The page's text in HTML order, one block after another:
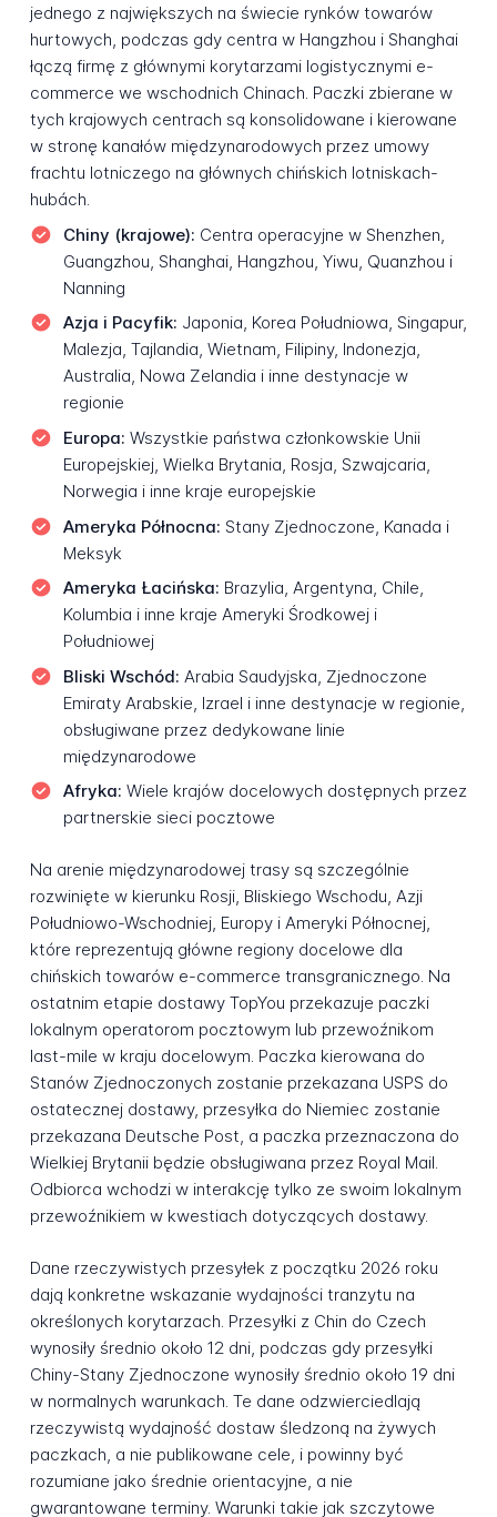
jednego z największych na świecie rynków towarów
hurtowych, podczas gdy centra w Hangzhou i Shanghai
łączą firmę z głównymi korytarzami logistycznymi e-
commerce we wschodnich Chinach. Paczki zbierane w
tych krajowych centrach są konsolidowane i kierowane
w stronę kanałów międzynarodowych przez umowy
frachtu lotniczego na głównych chińskich lotniskach-
hubách.
Chiny (krajowe): Centra operacyjne w Shenzhen,
Guangzhou, Shanghai, Hangzhou, Yiwu, Quanzhou i
Nanning
Azja i Pacyfik: Japonia, Korea Południowa, Singapur,
Malezja, Tajlandia, Wietnam, Filipiny, Indonezja,
Australia, Nowa Zelandia i inne destynacje w
regionie
Europa: Wszystkie państwa członkowskie Unii
Europejskiej, Wielka Brytania, Rosja, Szwajcaria,
Norwegia i inne kraje europejskie
Ameryka Północna: Stany Zjednoczone, Kanada i
Meksyk
Ameryka Łacińska: Brazylia, Argentyna, Chile,
Kolumbia i inne kraje Ameryki Środkowej i
Południowej
Bliski Wschód: Arabia Saudyjska, Zjednoczone
Emiraty Arabskie, Izrael i inne destynacje w regionie,
obsługiwane przez dedykowane linie
międzynarodowe
Afryka: Wiele krajów docelowych dostępnych przez
partnerskie sieci pocztowe
Na arenie międzynarodowej trasy są szczególnie
rozwinięte w kierunku Rosji, Bliskiego Wschodu, Azji
Południowo-Wschodniej, Europy i Ameryki Północnej,
które reprezentują główne regiony docelowe dla
chińskich towarów e-commerce transgranicznego. Na
ostatnim etapie dostawy TopYou przekazuje paczki
lokalnym operatorom pocztowym lub przewoźnikom
last-mile w kraju docelowym. Paczka kierowana do
Stanów Zjednoczonych zostanie przekazana USPS do
ostatecznej dostawy, przesyłka do Niemiec zostanie
przekazana Deutsche Post, a paczka przeznaczona do
Wielkiej Brytanii będzie obsługiwana przez Royal Mail.
Odbiorca wchodzi w interakcję tylko ze swoim lokalnym
przewoźnikiem w kwestiach dotyczących dostawy.
Dane rzeczywistych przesyłek z początku 2026 roku
dają konkretne wskazanie wydajności tranzytu na
określonych korytarzach. Przesyłki z Chin do Czech
wynosiły średnio około 12 dni, podczas gdy przesyłki
Chiny-Stany Zjednoczone wynosiły średnio około 19 dni
w normalnych warunkach. Te dane odzwierciedlają
rzeczywistą wydajność dostaw śledzoną na żywych
paczkach, a nie publikowane cele, i powinny być
rozumiane jako średnie orientacyjne, a nie
gwarantowane terminy. Warunki takie jak szczytowe